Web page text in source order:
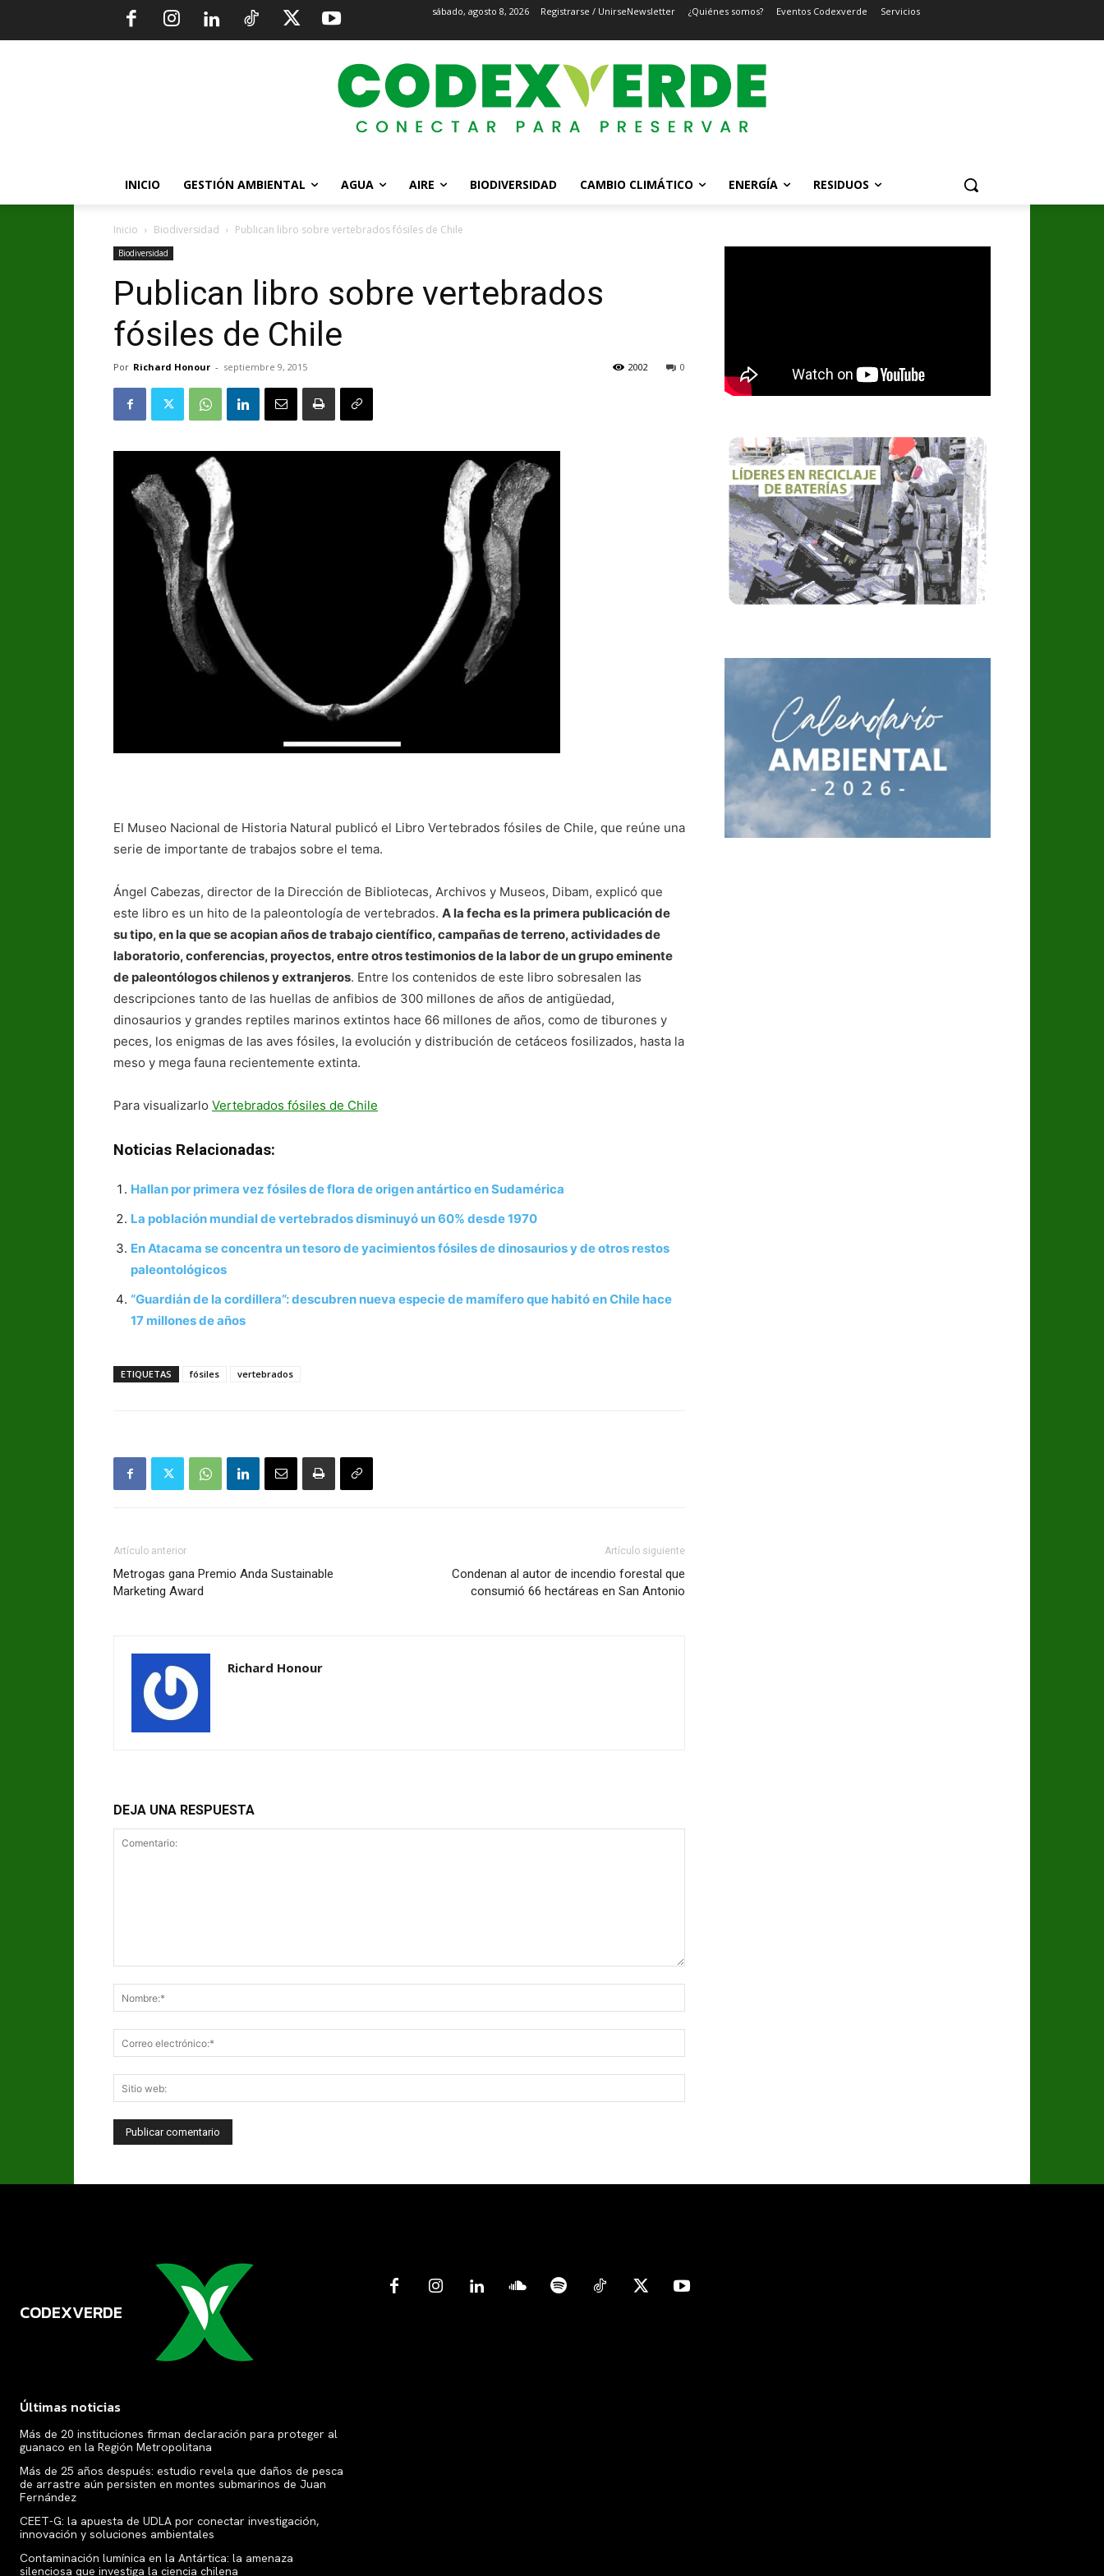
sábado, agosto 8, 2026 Registrarse / UnirseNewsletter ¿Quiénes somos? Eventos Codexverde Servicios
INICIO GESTIÓN AMBIENTAL AGUA AIRE BIODIVERSIDAD CAMBIO CLIMÁTICO ENERGÍA RESIDUOS
Inicio Biodiversidad Publican libro sobre vertebrados fósiles de Chile
Biodiversidad
Publican libro sobre vertebrados
fósiles de Chile
Por Richard Honour - septiembre 9, 2015 0
2002
El Museo Nacional de Historia Natural publicó el Libro Vertebrados fósiles de Chile, que reúne una
serie de importante de trabajos sobre el tema.
Ángel Cabezas, director de la Dirección de Bibliotecas, Archivos y Museos, Dibam, explicó que
este libro es un hito de la paleontología de vertebrados. A la fecha es la primera publicación de
su tipo, en la que se acopian años de trabajo científico, campañas de terreno, actividades de
laboratorio, conferencias, proyectos, entre otros testimonios de la labor de un grupo eminente
de paleontólogos chilenos y extranjeros. Entre los contenidos de este libro sobresalen las
descripciones tanto de las huellas de anfibios de 300 millones de años de antigüedad,
dinosaurios y grandes reptiles marinos extintos hace 66 millones de años, como de tiburones y
peces, los enigmas de las aves fósiles, la evolución y distribución de cetáceos fosilizados, hasta la
meso y mega fauna recientemente extinta.
Para visualizarlo Vertebrados fósiles de Chile
Noticias Relacionadas:
Hallan por primera vez fósiles de flora de origen antártico en Sudamérica
La población mundial de vertebrados disminuyó un 60% desde 1970
En Atacama se concentra un tesoro de yacimientos fósiles de dinosaurios y de otros restos
paleontológicos
“Guardián de la cordillera”: descubren nueva especie de mamífero que habitó en Chile hace
17 millones de años
ETIQUETAS fósiles vertebrados
Artículo anterior
Metrogas gana Premio Anda Sustainable
Marketing Award
Artículo siguiente
Condenan al autor de incendio forestal que
consumió 66 hectáreas en San Antonio
Richard Honour
DEJA UNA RESPUESTA
CODEXVERDE
Últimas noticias
Más de 20 instituciones firman declaración para proteger al
guanaco en la Región Metropolitana
Más de 25 años después: estudio revela que daños de pesca
de arrastre aún persisten en montes submarinos de Juan
Fernández
CEET-G: la apuesta de UDLA por conectar investigación,
innovación y soluciones ambientales
Contaminación lumínica en la Antártica: la amenaza
silenciosa que investiga la ciencia chilena